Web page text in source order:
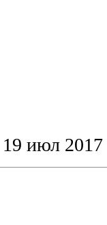
19 июл 2017